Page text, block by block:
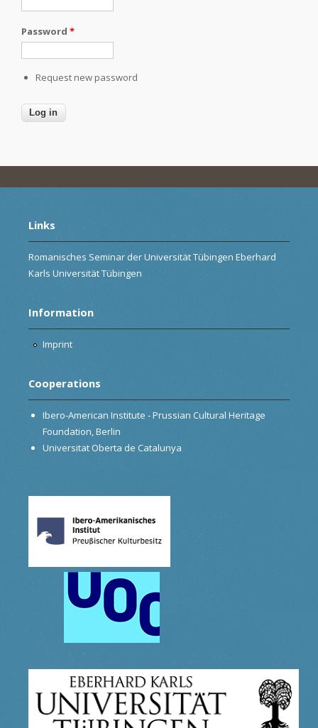
Password *
Request new password
Links
Romanisches Seminar der Universität Tübingen Eberhard
Karls Universität Tübingen
Information
Imprint
Cooperations
Ibero-American Institute - Prussian Cultural Heritage
Foundation, Berlin
Universitat Oberta de Catalunya